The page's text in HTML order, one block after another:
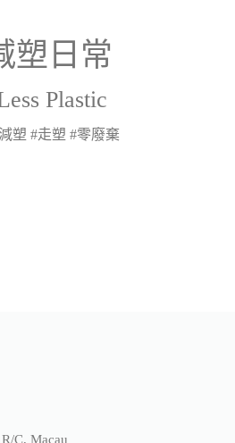
塑日常
Plastic
塑 #走塑 #零廢棄
C, Macau